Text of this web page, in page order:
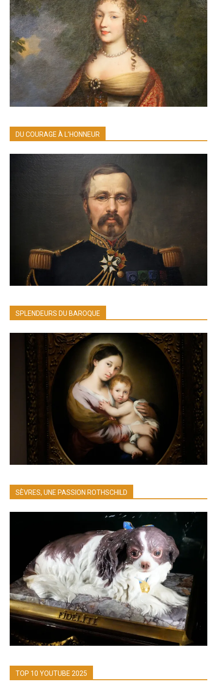
DU COURAGE À L’HONNEUR
SPLENDEURS DU BAROQUE
SÈVRES, UNE PASSION ROTHSCHILD
TOP 10 YOUTUBE 2025